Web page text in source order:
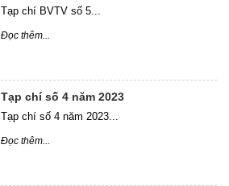
Tạp chí BVTV số 5...
Đọc thêm...
Tạp chí số 4 năm 2023
Tạp chí số 4 năm 2023...
Đọc thêm...